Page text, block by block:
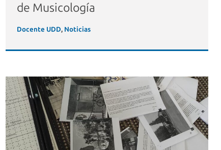
de Musicología
Docente UDD, Noticias